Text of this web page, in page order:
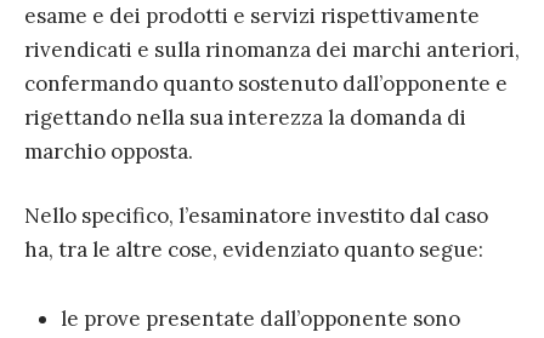
esame e dei prodotti e servizi rispettivamente
rivendicati e sulla rinomanza dei marchi anteriori,
confermando quanto sostenuto dall’opponente e
rigettando nella sua interezza la domanda di
marchio opposta.
Nello specifico, l’esaminatore investito dal caso
ha, tra le altre cose, evidenziato quanto segue:
le prove presentate dall’opponente sono